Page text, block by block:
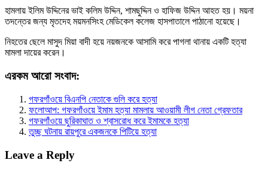
হামলায় ইলিম উদ্দিনের ভাই কলিম উদ্দিন, শামছুদ্দিন ও হাফিজ উদ্দিন আহত হয়। ময়না
তদন্তের জন্য মৃতদেহ ময়মনসিংহ মেডিকেল কলেজ হাসপাতালে পাঠানো হয়েছে।
নিহতের ছেলে মাসুদ মিয়া বাদী হয়ে নয়জনকে আসামি করে পাগলা থানায় একটি হত্যা
মামলা দায়ের করেন।
এরকম আরো সংবাদ:
গফরগাঁওয়ে বিএনপি নেতাকে গুলি করে হত্যা
ফলোআপ: গফরগাঁওয়ে ইমাম হত্যা মামলায় আওয়ামী লীগ নেতা গ্রেফতার
গফরগাঁওয়ে ছুরিকাঘাত ও শ্বাসরোধ করে ইমামকে হত্যা
তুচ্ছ ঘটনায় রায়পুরে একজনকে পিটিয়ে হত্যা
Leave a Reply